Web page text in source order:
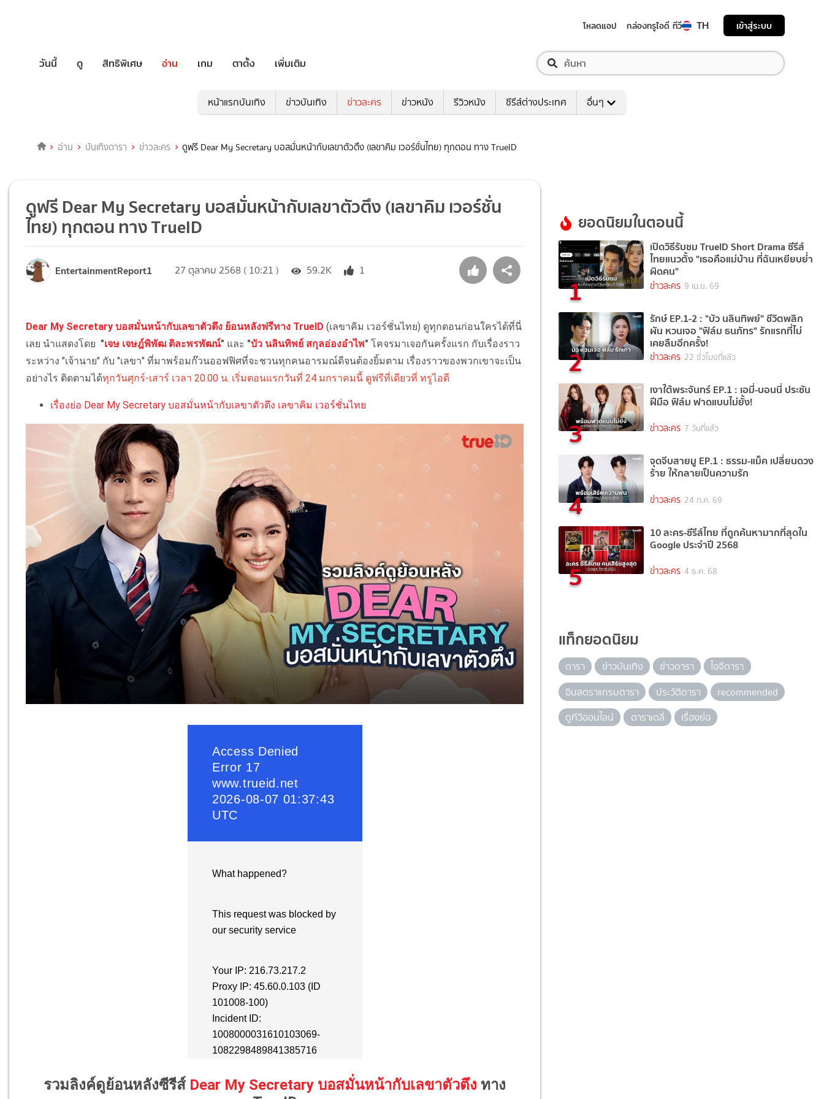
โหลดแอป กล่องทรูไอดี ทีวี TH เข้าสู่ระบบ
วันนี้ ดู สิทธิพิเศษ อ่าน เกม ตาตั้ง เพิ่มเติม
หน้าแรกบันเทิง ข่าวบันเทิง ข่าวละคร ข่าวหนัง รีวิวหนัง ซีรีส์ต่างประเทศ อื่นๆ
อ่าน บันเทิงดารา ข่าวละคร ดูฟรี Dear My Secretary บอสมั่นหน้ากับเลขาตัวตึง (เลขาคิม เวอร์ชั่นไทย) ทุกตอน ทาง TrueID
ดูฟรี Dear My Secretary บอสมั่นหน้ากับเลขาตัวตึง (เลขาคิม เวอร์ชั่น
ไทย) ทุกตอน ทาง TrueID
EntertainmentReport1 27 ตุลาคม 2568 ( 10:21 ) 59.2K 1
Dear My Secretary บอสมั่นหน้ากับเลขาตัวตึง ย้อนหลังฟรีทาง TrueID (เลขาคิม เวอร์ชั่นไทย) ดูทุกตอนก่อนใครได้ที่นี่
เลย นำแสดงโดย "เจษ เจษฎ์พิพัฒ ติละพรพัฒน์" และ "บัว นลินทิพย์ สกุลอ่องอำไพ"โคจรมาเจอกันครั้งแรก กับเรื่องราว
ระหว่าง "เจ้านาย" กับ "เลขา" ที่มาพร้อมก๊วนออฟฟิศที่จะชวนทุกคนอารมณ์ดีจนต้องยิ้มตาม เรื่องราวของพวกเขาจะเป็น
อย่างไร ติดตามได้ทุกวันศุกร์-เสาร์ เวลา 20.00 น. เริ่มตอนแรกวันที่ 24 มกราคมนี้ ดูฟรีที่เดียวที่ ทรูไอดี
เรื่องย่อ Dear My Secretary บอสมั่นหน้ากับเลขาตัวตึง เลขาคิม เวอร์ชั่นไทย
รวมลิงค์ดูย้อนหลังซีรีส์ Dear My Secretary บอสมั่นหน้ากับเลขาตัวตึง ทาง
ยอดนิยมในตอนนี้
1
เปิดวิธีรับชม TrueID Short Drama ซีรีส์
ไทยแนวตั้ง "เธอคือแม่บ้าน ที่ฉันเหยียบย่ำ
ผิดคน"
ข่าวละคร 9 เม.ย. 69
2
รักษ์ EP.1-2 : "บัว นลินทิพย์" ชีวิตพลิก
ผัน หวนเจอ "ฟิล์ม ธนภัทร" รักแรกที่ไม่
เคยลืมอีกครั้ง!
ข่าวละคร 22 ชั่วโมงที่แล้ว
3
เงาใต้พระจันทร์ EP.1 : เอมี่-บอนนี่ ประชัน
ฝีมือ ฟิล์ม ฟาดแบบไม่ยั้ง!
ข่าวละคร 7 วันที่แล้ว
4
จุดจีบสายมู EP.1 : ธรรม-แม็ค เปลี่ยนดวง
ร้าย ให้กลายเป็นความรัก
ข่าวละคร 24 ก.ค. 69
5
10 ละคร-ซีรีส์ไทย ที่ถูกค้นหามากที่สุดใน
Google ประจำปี 2568
ข่าวละคร 4 ธ.ค. 68
แท็กยอดนิยม
ดารา ข่าวบันเทิง ข่าวดารา
ไอจีดารา
อินสตราแกรมดารา
ประวัติดารา
recommended
ดูทีวีออนไลน์
ดาราเดลี่ เรื่องย่อ